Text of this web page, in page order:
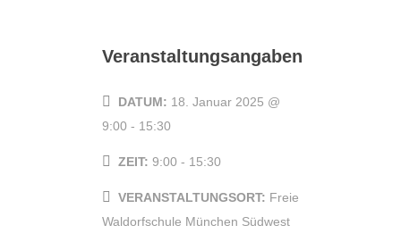
Veranstaltungsangaben
DATUM: 18. Januar 2025 @
9:00 - 15:30
ZEIT: 9:00 - 15:30
VERANSTALTUNGSORT: Freie
Waldorfschule München Südwest